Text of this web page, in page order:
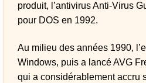
produit, l’antivirus Anti-Virus
pour DOS en 1992.
Au milieu des années 1990,
Windows, puis a lancé AVG
qui a considérablement accru